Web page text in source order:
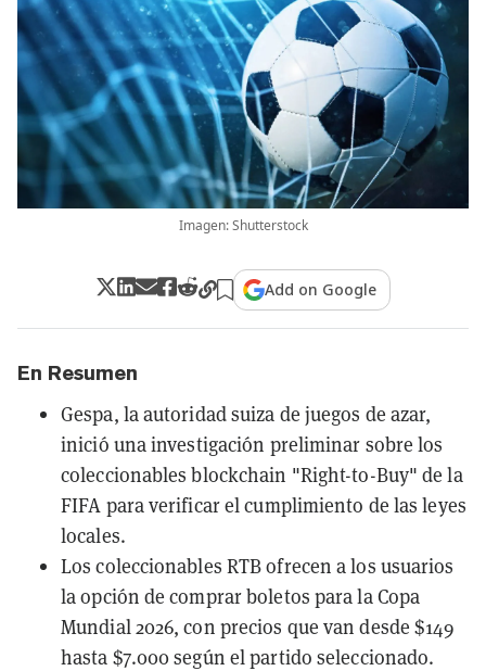
Imagen: Shutterstock
Add on Google
En Resumen
Gespa, la autoridad suiza de juegos de azar,
inició una investigación preliminar sobre los
coleccionables blockchain "Right-to-Buy" de la
FIFA para verificar el cumplimiento de las leyes
locales.
Los coleccionables RTB ofrecen a los usuarios
la opción de comprar boletos para la Copa
Mundial 2026, con precios que van desde $149
hasta $7.000 según el partido seleccionado.